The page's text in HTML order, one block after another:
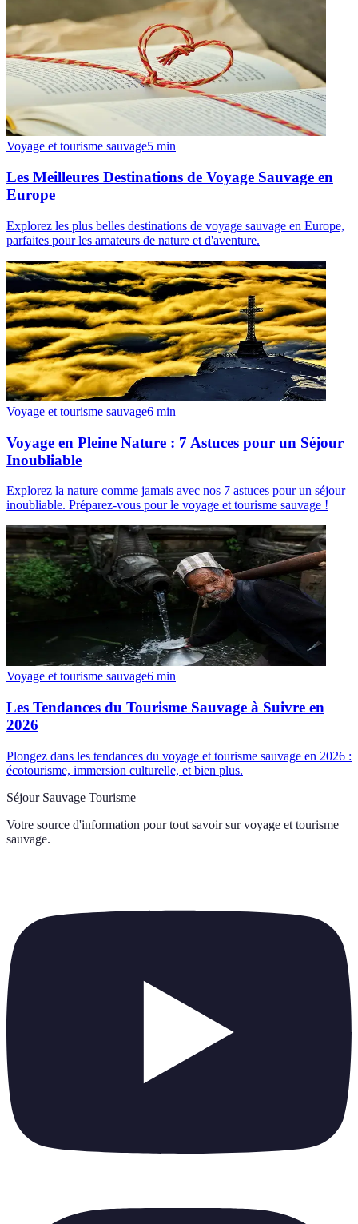
Voyage et tourisme sauvage5 min
Les Meilleures Destinations de Voyage Sauvage en
Europe
Explorez les plus belles destinations de voyage sauvage en Europe,
parfaites pour les amateurs de nature et d'aventure.
Voyage et tourisme sauvage6 min
Voyage en Pleine Nature : 7 Astuces pour un Séjour
Inoubliable
Explorez la nature comme jamais avec nos 7 astuces pour un séjour
inoubliable. Préparez-vous pour le voyage et tourisme sauvage !
Voyage et tourisme sauvage6 min
Les Tendances du Tourisme Sauvage à Suivre en
2026
Plongez dans les tendances du voyage et tourisme sauvage en 2026 :
écotourisme, immersion culturelle, et bien plus.
Séjour Sauvage Tourisme
Votre source d'information pour tout savoir sur voyage et tourisme
sauvage.